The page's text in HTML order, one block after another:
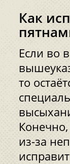
Как
Если во
то
из-за